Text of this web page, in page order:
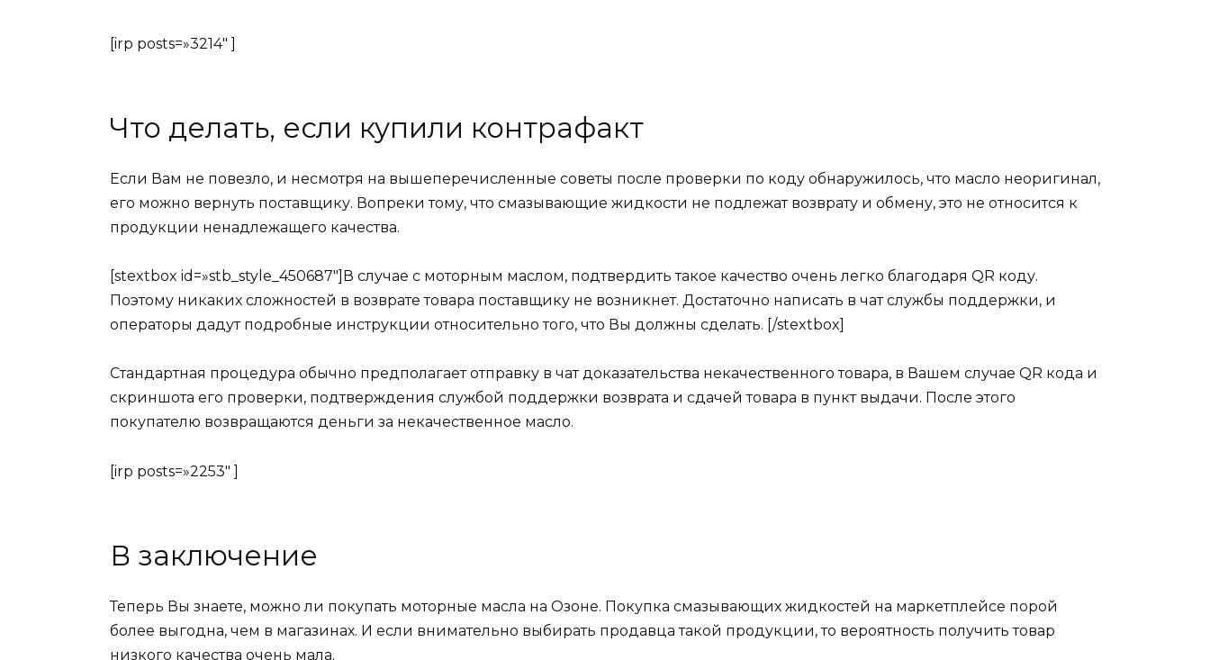
[irp posts=»3214″ ]
Что делать, если купили контрафакт
Если Вам не повезло, и несмотря на вышеперечисленные советы после проверки по коду обнаружилось, что масло неоригинал,
его можно вернуть поставщику. Вопреки тому, что смазывающие жидкости не подлежат возврату и обмену, это не относится к
продукции ненадлежащего качества.
[stextbox id=»stb_style_450687″]В случае с моторным маслом, подтвердить такое качество очень легко благодаря QR коду.
Поэтому никаких сложностей в возврате товара поставщику не возникнет. Достаточно написать в чат службы поддержки, и
операторы дадут подробные инструкции относительно того, что Вы должны сделать. [/stextbox]
Стандартная процедура обычно предполагает отправку в чат доказательства некачественного товара, в Вашем случае QR кода и
скриншота его проверки, подтверждения службой поддержки возврата и сдачей товара в пункт выдачи. После этого
покупателю возвращаются деньги за некачественное масло.
[irp posts=»2253″ ]
В заключение
Теперь Вы знаете, можно ли покупать моторные масла на Озоне. Покупка смазывающих жидкостей на маркетплейсе порой
более выгодна, чем в магазинах. И если внимательно выбирать продавца такой продукции, то вероятность получить товар
низкого качества очень мала.